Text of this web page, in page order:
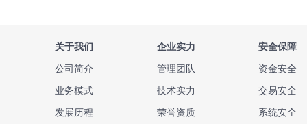
关于我们
公司简介
业务模式
发展历程
企业实力
管理团队
技术实力
荣誉资质
安全保障
资金安全
交易安全
系统安全